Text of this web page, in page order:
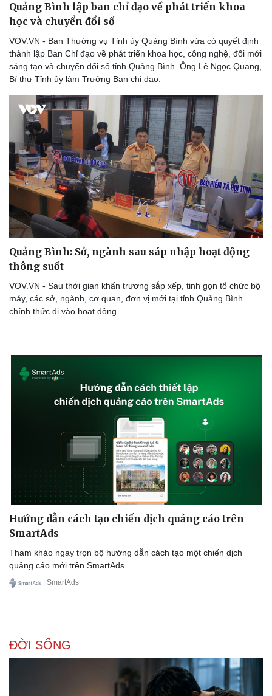
Quảng Bình lập ban chỉ đạo về phát triển khoa
học và chuyển đổi số
VOV.VN - Ban Thường vụ Tỉnh ủy Quảng Bình vừa có quyết định
thành lập Ban Chỉ đạo về phát triển khoa học, công nghệ, đổi mới
sáng tạo và chuyển đổi số tỉnh Quảng Bình. Ông Lê Ngọc Quang,
Bí thư Tỉnh ủy làm Trưởng Ban chỉ đạo.
Quảng Bình: Sở, ngành sau sáp nhập hoạt động
thông suốt
VOV.VN - Sau thời gian khẩn trương sắp xếp, tinh gọn tổ chức bộ
máy, các sở, ngành, cơ quan, đơn vị mới tại tỉnh Quảng Bình
chính thức đi vào hoạt động.
Hướng dẫn cách tạo chiến dịch quảng cáo trên
SmartAds
Tham khảo ngay trọn bộ hướng dẫn cách tạo một chiến dịch
quảng cáo mới trên SmartAds.
| SmartAds
ĐỜI SỐNG